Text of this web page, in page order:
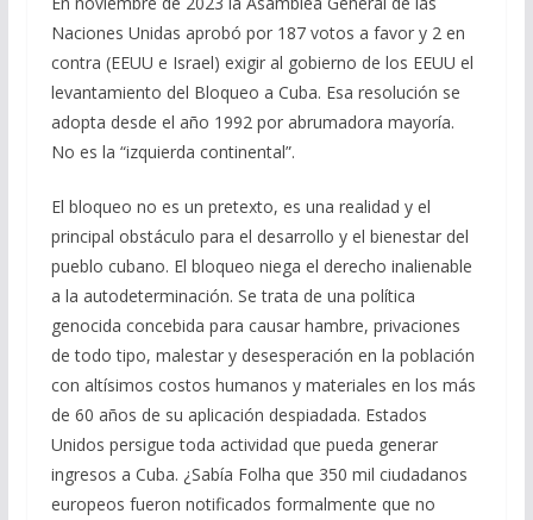
Naciones Unidas aprobó por 187 votos a favor y 2 en
contra (EEUU e Israel) exigir al gobierno de los EEUU el
levantamiento del Bloqueo a Cuba. Esa resolución se
adopta desde el año 1992 por abrumadora mayoría.
No es la “izquierda continental”.
El bloqueo no es un pretexto, es una realidad y el
principal obstáculo para el desarrollo y el bienestar del
pueblo cubano. El bloqueo niega el derecho inalienable
a la autodeterminación. Se trata de una política
genocida concebida para causar hambre, privaciones
de todo tipo, malestar y desesperación en la población
con altísimos costos humanos y materiales en los más
de 60 años de su aplicación despiadada. Estados
Unidos persigue toda actividad que pueda generar
ingresos a Cuba. ¿Sabía Folha que 350 mil ciudadanos
europeos fueron notificados formalmente que no